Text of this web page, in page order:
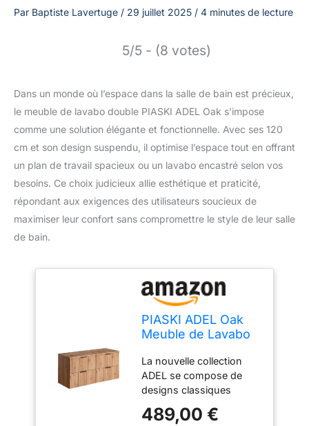
Par Baptiste Lavertuge / 29 juillet 2025 / 4 minutes de lecture
5/5 - (8 votes)
Dans un monde où l’espace dans la salle de bain est précieux,
le meuble de lavabo double PIASKI ADEL Oak s’impose
comme une solution élégante et fonctionnelle. Avec ses 120
cm et son design suspendu, il optimise l’espace tout en offrant
un plan de travail spacieux ou un lavabo encastré selon vos
besoins. Ce choix judicieux allie esthétique et praticité,
répondant aux exigences des utilisateurs soucieux de
maximiser leur confort sans compromettre le style de leur salle
de bain.
PIASKI ADEL Oak
Meuble de Lavabo
Plan de Travail ou
Lavabo Encastré
Suspendu de Salle
de Bain
La nouvelle collection
ADEL se compose de
designs classiques
façades usinées
489,00 €